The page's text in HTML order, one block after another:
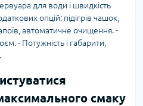
для води і швидкість
опцій: підігрів чашок,
автоматичне очищення. -
- Потужність і габарити,
смаку